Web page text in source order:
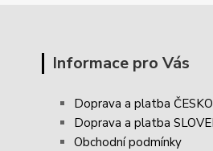
Informace pro Vás
Doprava a platba ČESKO
Doprava a platba
Obchodní podmínky